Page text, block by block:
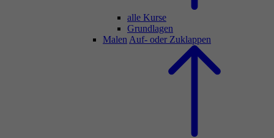
alle Kurse
Grundlagen
Malen Auf- oder Zuklappen